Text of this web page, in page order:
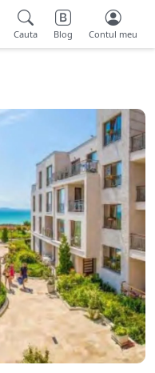
Cauta Blog Contul meu